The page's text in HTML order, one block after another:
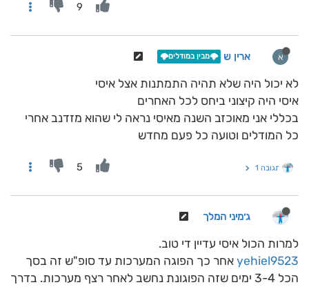
9
א ארין ש 🌩️מבין במודלים🌩️
לא יכול היה שלא תהיה התמתנות אצל איסי
איסי היה קיצוני ביחס לכל האחרים
בכללי אני מאוכזב השנה מאיסי נראה לי שהוא מזדנב אחרי
כל המודלים וטועה כל פעם מחדש
תגובה 1 5
ג׳מיני המלך
למרות הכול איסי עדיין די טוב.
yehiel9523 אחר כך הפוגה המערכות עד סופ"ש זה בסך
הכל 3-4 ימים שזה הפוגונת נחשב לאחר רצף מערכות. בדרך